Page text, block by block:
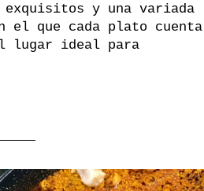
exquisitos y una variada
el que cada plato cuenta
lugar ideal para